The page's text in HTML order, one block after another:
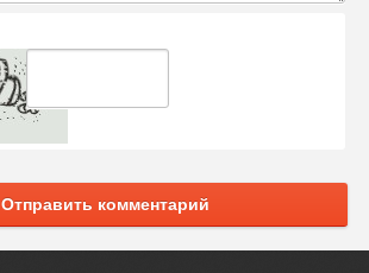
Отправить комментарий